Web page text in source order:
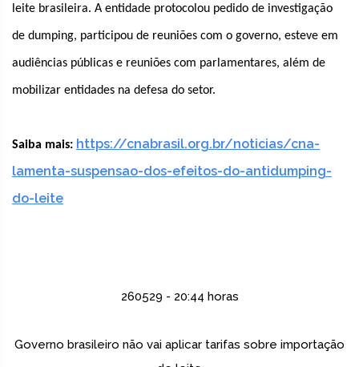
leite brasileira. A entidade protocolou pedido de investigação
de dumping, participou de reuniões com o governo, esteve em
audiências públicas e reuniões com parlamentares, além de
mobilizar entidades na defesa do setor.
Saiba mais: https://cnabrasil.org.br/noticias/cna-
lamenta-suspensao-dos-efeitos-do-antidumping-
do-leite
260529 - 20:44 horas
Governo brasileiro não vai aplicar tarifas sobre importação